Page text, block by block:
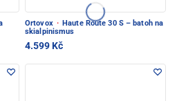
Ortovox · Haute Route 30 S – batoh na
skialpinismus
4.599 Kč